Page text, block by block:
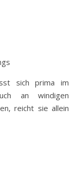
sich prima im
an windigen
reicht sie allein